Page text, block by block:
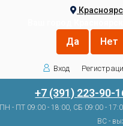
Вход
+7 (391) 223-90-
ПН - ПТ 09:00 - 18:00, СБ 09:00 -
ВС -